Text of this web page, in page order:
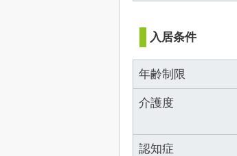
入居条件
年齢制限
介護度
認知症